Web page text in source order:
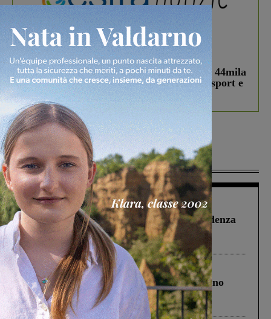
In vetrina 3 Agosto 2026
Estra Notizie agosto: Smart Cities, oltre 44mila
studenti coinvolti, torna il bando per lo sport e
debutta il podcast Estrair
Più lette
Figline Incisa Valdarno 1 Agosto 2026
Piscina di Figline finanziata oltre la scadenza
Pnrr, il gruppo di Fratelli d’Italia: “Un
ringraziamento al Governo”
Cronaca 4 Agosto 2026
Un anno fa la strage in A1 in cui morirono
Gianni, Giulia e Franco. Lo schianto, il
processo, lo stop ai sorpassi fra tir....